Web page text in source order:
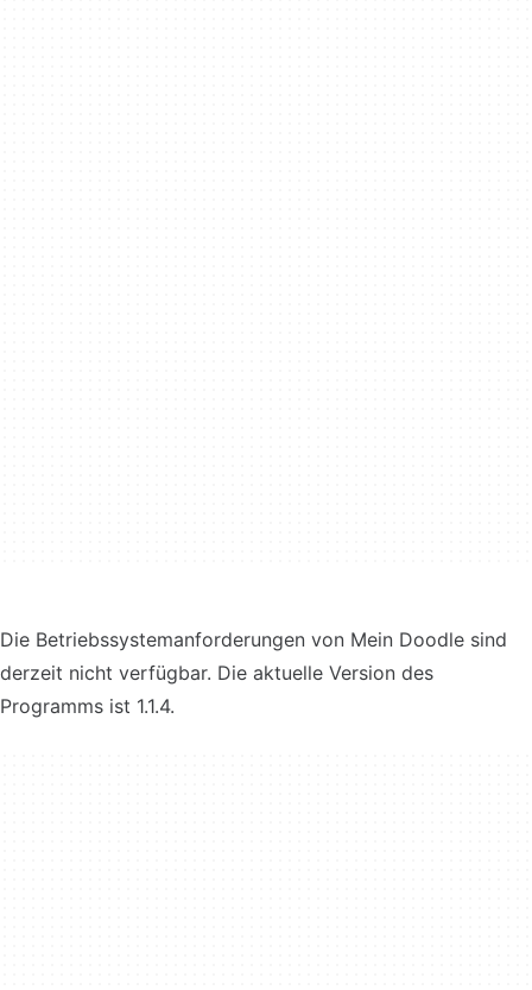
Die Betriebssystemanforderungen von Mein Doodle sind
derzeit nicht verfügbar. Die aktuelle Version des
Programms ist 1.1.4.